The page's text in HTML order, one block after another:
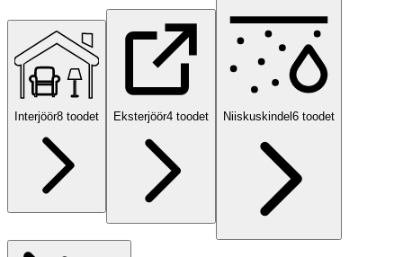
Interjöör8 toodet Eksterjöör4 toodet Niiskuskindel 6 toodet